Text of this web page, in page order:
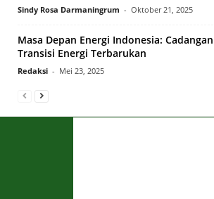
Sindy Rosa Darmaningrum - Oktober 21, 2025
Masa Depan Energi Indonesia:
Transisi Energi Terbarukan
Redaksi - Mei 23, 2025